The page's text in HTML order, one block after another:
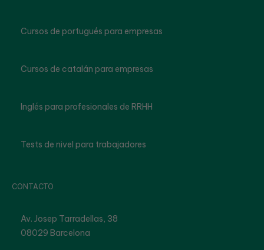
Cursos de portugués para empresas
Cursos de catalán para empresas
Inglés para profesionales de RRHH
Tests de nivel para trabajadores
CONTACTO
Av. Josep Tarradellas, 38
08029 Barcelona